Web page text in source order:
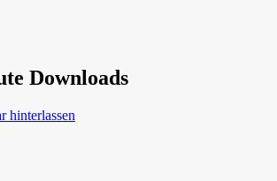
Downloads
hinterlassen